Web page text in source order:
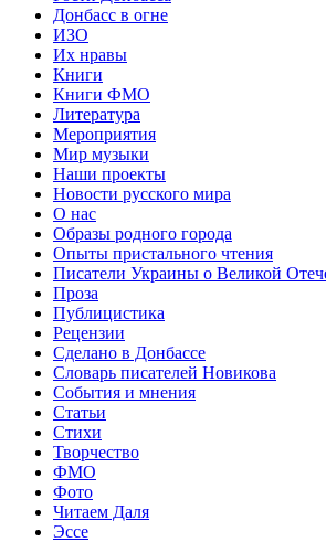
Донбасс в огне
ИЗО
Их нравы
Книги
Книги ФМО
Литература
Мероприятия
Мир музыки
Наши проекты
Новости русского мира
О нас
Образы родного города
Опыты пристального чтения
Писатели Украины о Великой
Проза
Публицистика
Рецензии
Сделано в Донбассе
Словарь писателей Новикова
События и мнения
Статьи
Стихи
Творчество
ФМО
Фото
Читаем Даля
Эссе